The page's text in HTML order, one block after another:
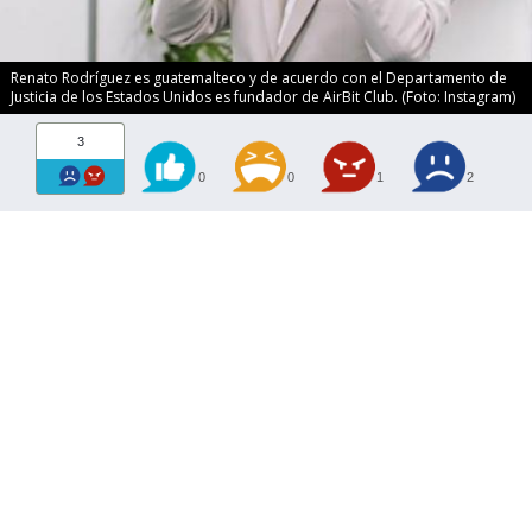
Renato Rodríguez es guatemalteco y de acuerdo con el Departamento de
Justicia de los Estados Unidos es fundador de AirBit Club. (Foto: Instagram)
3
0 0 1 2